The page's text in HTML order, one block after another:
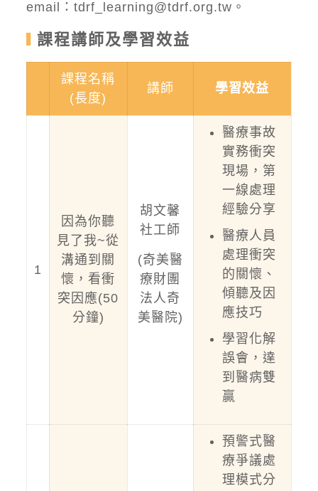
email： tdrf_learning@tdrf.org.tw 。
課程講師及學習效益
課程名稱
(長度)
講師 學習效益
1
因為你聽
見了我~從
溝通到關
懷，看衝
突因應(50
分鐘)
胡文馨
社工師
(奇美醫
療財團
法人奇
美醫院)
醫療事故
實務衝突
現場，第
一線處理
經驗分享
醫療人員
處理衝突
的關懷、
傾聽及因
應技巧
學習化解
誤會，達
到醫病雙
贏
預警式醫
療爭議處
理模式分